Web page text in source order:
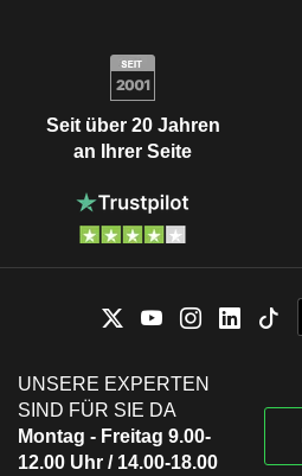
Seit über 20 Jahren
an Ihrer Seite
UNSERE EXPERTEN
SIND FÜR SIE DA
Montag - Freitag 9.00-
12.00 Uhr / 14.00-18.00